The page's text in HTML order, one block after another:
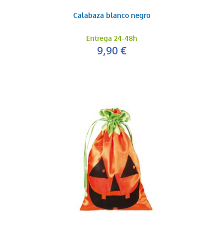
Calabaza blanco negro
Entrega 24-48h
9,90 €